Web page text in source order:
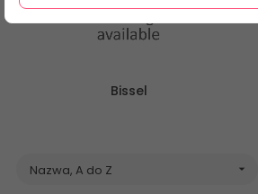
Bissel
Nazwa, A do Z 